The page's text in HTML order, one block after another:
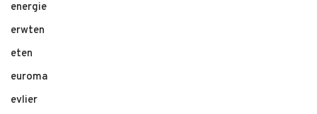
energie
erwten
eten
euroma
evlier